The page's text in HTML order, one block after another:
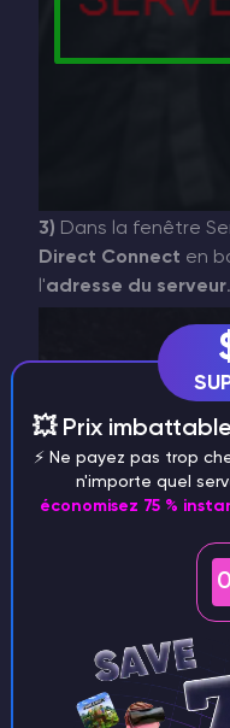
3) Dans la fenêtre
Direct Connect en
l'adresse du serveur.
Comment rejoindre
Dans le lanceur
en haut à gauche,
Game Servers
.
💥 Prix
⚡️ Ne payez pas trop
n'importe quel
économisez 75 %